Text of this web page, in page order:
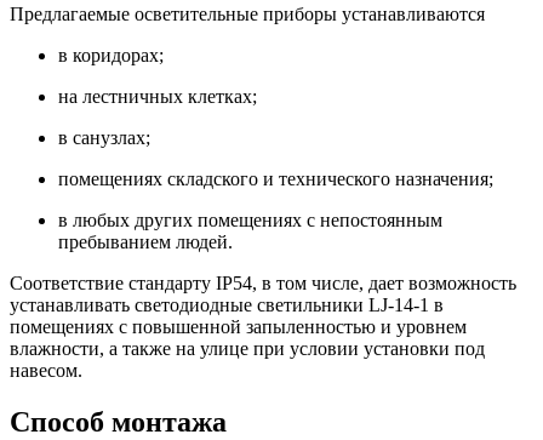
Предлагаемые осветительные приборы устанавливаются
в коридорах;
на лестничных клетках;
в санузлах;
помещениях складского и технического назначения;
в любых других помещениях с непостоянным
пребыванием людей.
Соответствие стандарту IP54, в том числе, дает возможность
устанавливать светодиодные светильники LJ-14-1 в
помещениях с повышенной запыленностью и уровнем
влажности, а также на улице при условии установки под
навесом.
Способ монтажа